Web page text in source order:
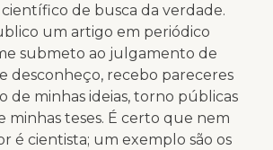
de busca da verdade.
um artigo em periódico
submeto ao julgamento de
desconheço, recebo pareceres
de minhas ideias, torno públicas
minhas teses. É certo que nem
é cientista; um exemplo são os